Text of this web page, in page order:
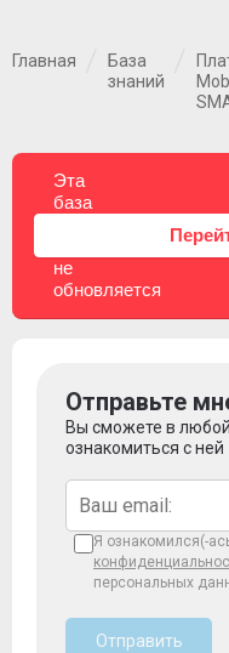
Главная
База
знаний
Эта
база
не
обновляется
Отправьте
Вы сможете в
ознакомиться с ней
Я ознакомился(-
персональных
Отправить